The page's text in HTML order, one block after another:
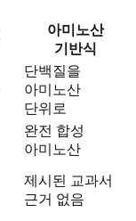
아미노산
기반식
단백질을
아미노산
단위로
완전 합성
아미노산
제시된 교과서
근거 없음